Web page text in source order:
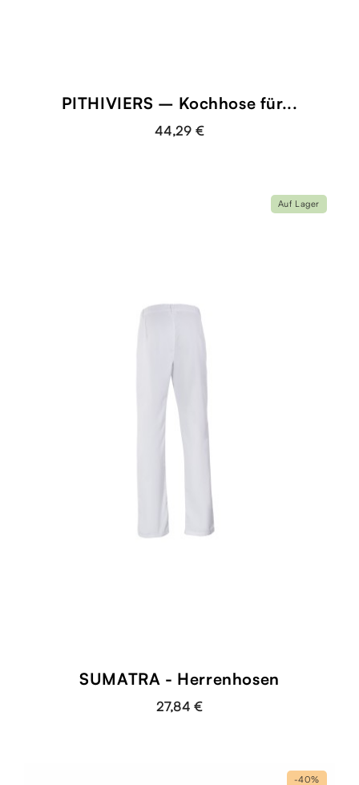
PITHIVIERS – Kochhose für...
44,29 €
SUMATRA - Herrenhosen
27,84 €
Auf Lager
-40%